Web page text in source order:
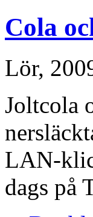
Cola
Lör,
Joltcola
LAN-
dags på